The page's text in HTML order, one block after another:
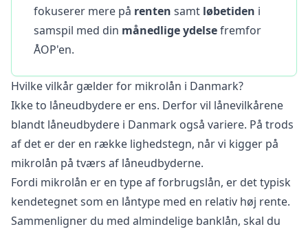
fokuserer mere på renten samt løbetiden i
samspil med din månedlige ydelsefremfor
ÅOP'en.
Hvilke vilkår gælder for mikrolån i Danmark?
Ikke to låneudbydere er ens. Derfor vil lånevilkårene
blandt låneudbydere i Danmark også variere. På trods
af det er der en række lighedstegn, når vi kigger på
mikrolån på tværs af låneudbyderne.
Fordi mikrolån er en type af forbrugslån, er det typisk
kendetegnet som en låntype med en relativ høj rente.
Sammenligner du med almindelige banklån, skal du